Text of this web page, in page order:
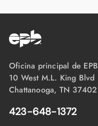
Oficina principal de EPB
10 West M.L. King Blvd
Chattanooga, TN 37402
423-648-1372